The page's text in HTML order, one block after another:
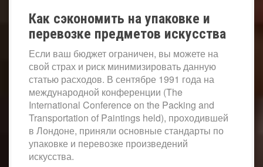
Как сэкономить на упаковке и
перевозке предметов искусства
Если ваш бюджет ограничен, вы можете на
свой страх и риск минимизировать данную
статью расходов. В сентябре 1991 года на
международной конференции (The
International Conference on the Packing and
Transportation of Paintings held), проходившей
в Лондоне, приняли основные стандарты по
упаковке и перевозке произведений
искусства.